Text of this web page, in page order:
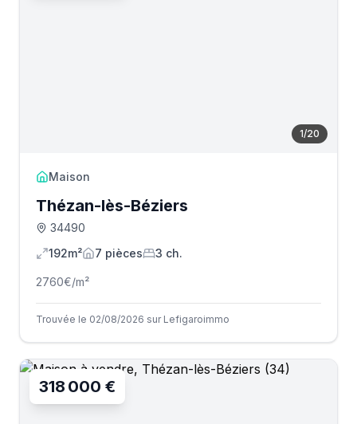
1/20
Maison
Thézan-lès-Béziers
34490
192m²
7 pièces 3 ch.
2760€/m²
Trouvée le 02/08/2026 sur Lefigaroimmo
318 000 €